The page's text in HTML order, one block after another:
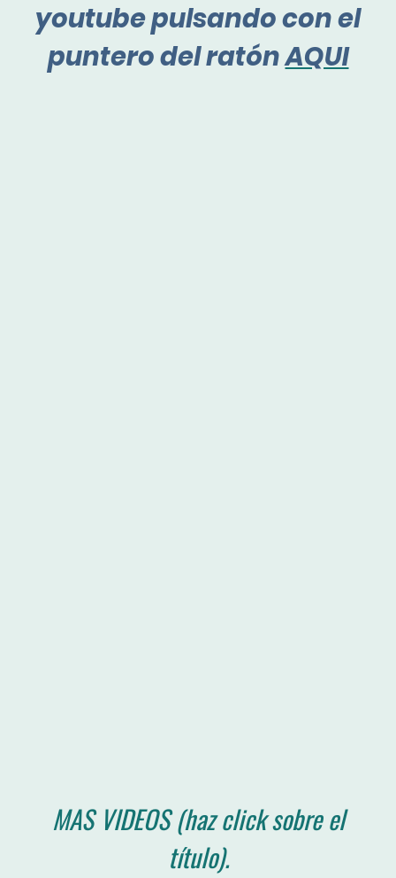
youtube pulsando con el
puntero del ratónAQUI
MAS VIDEOS (haz click sobre el
título).